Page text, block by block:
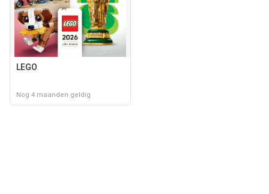
LEGO
Nog 4 maanden geldig